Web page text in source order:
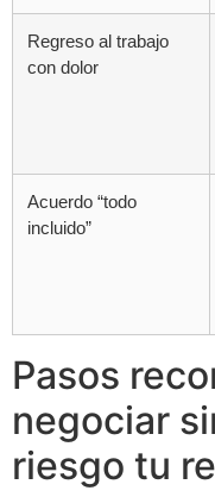
Regreso al trabajo
con dolor
Acuerdo “todo
incluido”
Pasos
negociar
riesgo tu